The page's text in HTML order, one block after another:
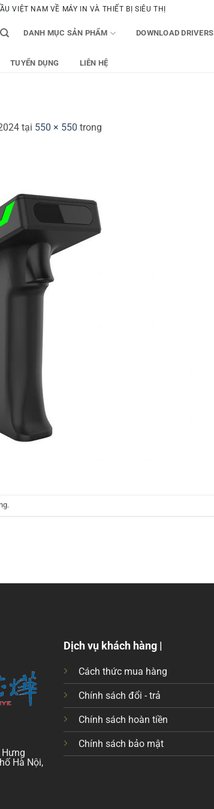
VIỆT NAM VỀ MÁY IN VÀ THIẾT BỊ SIÊU THỊ
DANH MỤC SẢN PHẨM DOWNLOAD DRIVERS
TUYỂN DỤNG LIÊN HỆ
tại 550 × 550 trong
Hà Nội,
Dịch vụ khách hàng |
Cách thức mua hàng
Chính sách đổi - trả
Chính sách hoàn tiền
Chính sách bảo mật